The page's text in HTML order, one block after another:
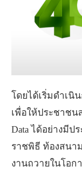
โดยได้เริ่มดำเนิ
เพื่อให้ประชาชน
Data ได้อย่างมี
ราชพิธี ท้องสนา
งานถวายในโอก